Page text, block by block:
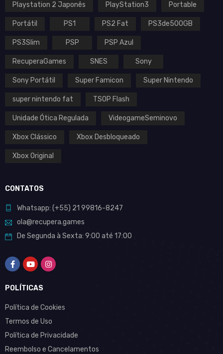
Playstation 2 Japonês PlayStation3 Portable
Portátil PS1 PS2 Fat PS3de500GB
PS3Slim PSP PSP Azul
RecuperaGames SNES Sony
Sony Portátil Super Famicon Super Nintendo
super nintendo fat TSOP Flash
Unidade Ótica Regulada VideogameSeminovo
Xbox Clássico Xbox Desbloqueado
Xbox Original
CONTATOS
Whatsapp: (+55) 21 99816-8247
ola@recupera.games
De Segunda à Sexta: 9:00 até 17:00
POLÍTICAS
Política de Cookies
Termos de Uso
Política de Privacidade
Reembolso e Cancelamentos